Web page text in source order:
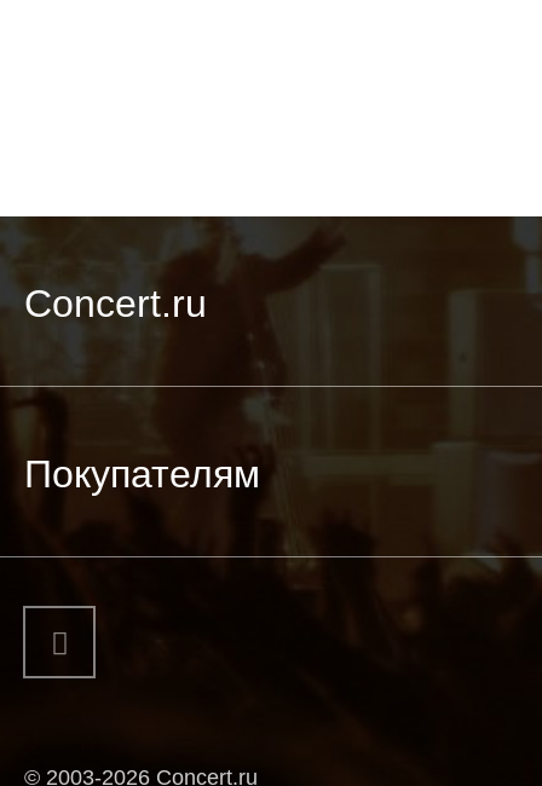
Concert.ru
Покупателям
© 2003-2026 Concert.ru